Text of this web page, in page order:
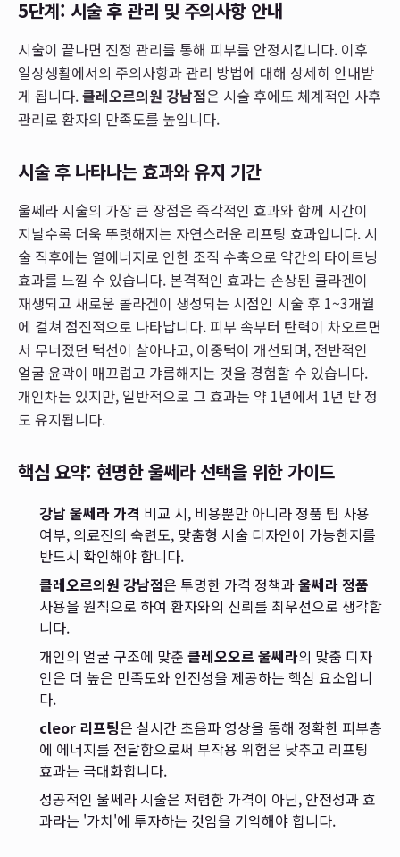
5단계: 시술 후 관리 및 주의사항 안내
시술이 끝나면 진정 관리를 통해 피부를 안정시킵니다. 이후
일상생활에서의 주의사항과 관리 방법에 대해 상세히 안내받
게 됩니다.클레오르의원 강남점은 시술 후에도 체계적인 사후
관리로 환자의 만족도를 높입니다.
시술 후 나타나는 효과와 유지 기간
울쎄라 시술의 가장 큰 장점은 즉각적인 효과와 함께 시간이
지날수록 더욱 뚜렷해지는 자연스러운 리프팅 효과입니다. 시
술 직후에는 열에너지로 인한 조직 수축으로 약간의 타이트닝
효과를 느낄 수 있습니다. 본격적인 효과는 손상된 콜라겐이
재생되고 새로운 콜라겐이 생성되는 시점인 시술 후 1~3개월
에 걸쳐 점진적으로 나타납니다. 피부 속부터 탄력이 차오르면
서 무너졌던 턱선이 살아나고, 이중턱이 개선되며, 전반적인
얼굴 윤곽이 매끄럽고 갸름해지는 것을 경험할 수 있습니다.
개인차는 있지만, 일반적으로 그 효과는 약 1년에서 1년 반 정
도 유지됩니다.
핵심 요약: 현명한 울쎄라 선택을 위한 가이드
강남 울쎄라 가격 비교 시, 비용뿐만 아니라 정품 팁 사용
여부, 의료진의 숙련도, 맞춤형 시술 디자인이 가능한지를
반드시 확인해야 합니다.
클레오르의원 강남점은 투명한 가격 정책과울쎄라 정품
사용을 원칙으로 하여 환자와의 신뢰를 최우선으로 생각합
니다.
개인의 얼굴 구조에 맞춘 클레오오르 울쎄라의 맞춤 디자
인은 더 높은 만족도와 안전성을 제공하는 핵심 요소입니
다.
cleor 리프팅은 실시간 초음파 영상을 통해 정확한 피부층
에 에너지를 전달함으로써 부작용 위험은 낮추고 리프팅
효과는 극대화합니다.
성공적인 울쎄라 시술은 저렴한 가격이 아닌, 안전성과 효
과라는 '가치'에 투자하는 것임을 기억해야 합니다.